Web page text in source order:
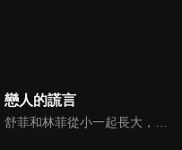
戀人的謊言
舒菲和林菲從小一起長大，不僅是好姐妹更是好閨蜜。奇然學長喜歡林菲，但林菲對奇然沒有感覺，暗戀奇然的舒菲悄悄借用林菲的名字和奇然書信來往，畢業後，姐妹兩個同事同時進入購物電視台上班，意外發現自己的上司居然是學長奇然，奇然依然鍾情於林菲，舒菲暗戀的心情破碎...